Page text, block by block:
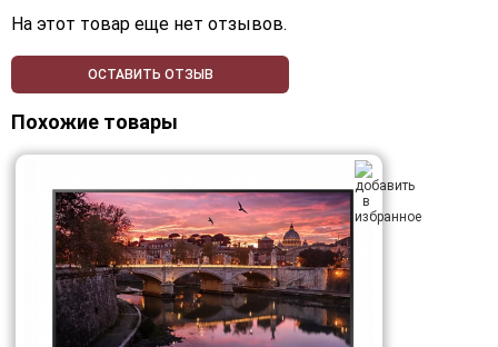
На этот товар еще нет отзывов.
ОСТАВИТЬ ОТЗЫВ
Похожие товары